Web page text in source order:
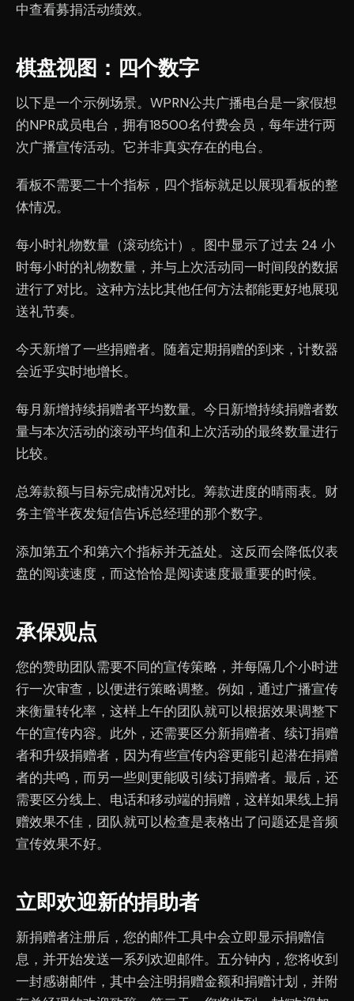
中查看募捐活动绩效。
棋盘视图：四个数字
以下是一个示例场景。WPRN公共广播电台是一家假想
的NPR成员电台，拥有18500名付费会员，每年进行两
次广播宣传活动。它并非真实存在的电台。
看板不需要二十个指标，四个指标就足以展现看板的整
体情况。
每小时礼物数量（滚动统计）。图中显示了过去 24 小
时每小时的礼物数量，并与上次活动同一时间段的数据
进行了对比。这种方法比其他任何方法都能更好地展现
送礼节奏。
今天新增了一些捐赠者。随着定期捐赠的到来，计数器
会近乎实时地增长。
每月新增持续捐赠者平均数量。今日新增持续捐赠者数
量与本次活动的滚动平均值和上次活动的最终数量进行
比较。
总筹款额与目标完成情况对比。筹款进度的晴雨表。财
务主管半夜发短信告诉总经理的那个数字。
添加第五个和第六个指标并无益处。这反而会降低仪表
盘的阅读速度，而这恰恰是阅读速度最重要的时候。
承保观点
您的赞助团队需要不同的宣传策略，并每隔几个小时进
行一次审查，以便进行策略调整。例如，通过广播宣传
来衡量转化率，这样上午的团队就可以根据效果调整下
午的宣传内容。此外，还需要区分新捐赠者、续订捐赠
者和升级捐赠者，因为有些宣传内容更能引起潜在捐赠
者的共鸣，而另一些则更能吸引续订捐赠者。最后，还
需要区分线上、电话和移动端的捐赠，这样如果线上捐
赠效果不佳，团队就可以检查是表格出了问题还是音频
宣传效果不好。
立即欢迎新的捐助者
新捐赠者注册后，您的邮件工具中会立即显示捐赠信
息，并开始发送一系列欢迎邮件。五分钟内，您将收到
一封感谢邮件，其中会注明捐赠金额和捐赠计划，并附